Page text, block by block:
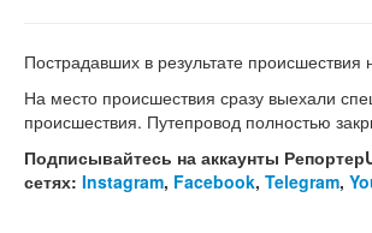
Пострадавших в результате
На место происшествия сразу выехали
происшествия. Путепровод полностью
Подписывайтесь на аккаунты
сетях: Instagram, Facebook, Telegram,